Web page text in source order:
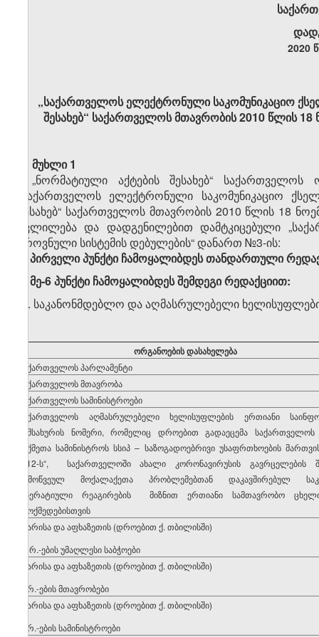
2020
„საქართველოს ელექტრონული საკომუნიკაციო
შესახებ“ საქართველოს მთავრობის 2010 წლის
მუხლი 1
„ნორმატიული აქტების შესახებ“
„საქართველოს ელექტრონული საკომუნიკაციო
შესახებ“ საქართველოს მთავრობის 2010 წლის 18
ცვლილება და დადგენილებით დამტკიცებული
ეროვნული სისტემის დებულების“ დანართ №3-ის:
პირველი პუნქტი ჩამოყალიბდეს თანდართული
2. მე-6 პუნქტიჩამოყალიბდეს შემდეგი რედაქციით:
„6. საკანონმდებლო და აღმასრულებელი
ორგანოებისდასახელება
საქართველოს პარლამენტი
საქართველოს მთავრობა
საქართველოს სამინისტროები
საქართველოს აღმასრულებელი ხელისუფლების ერთიანი
სამსახურის ნომერი, რომელიც დროებით გადაეცემა საქართველოს
საქმეთა სამინისტროს სსიპ – საზოგადოებრივი უსაფრთხოების
„112-ს“, საქართველოში ახალი კორონავირუსის გავრცელების
გამოწვეულ მოქალაქეთა პრობლემებთან დაკავშირებულ
ოპერატიული რეაგირების მიზნით ერთიანი სამთავრობო
ამოქმედებისთვის
აჭარისა და აფხაზეთის (დროებით ქ. თბილისში)
ა. რ.-ების უმაღლესი საბჭოები
აჭარისა და აფხაზეთის (დროებით ქ. თბილისში)
ა. რ.-ების მთავრობები
აჭარისა და აფხაზეთის (დროებით ქ. თბილისში)
ა. რ.-ების სამინისტროები